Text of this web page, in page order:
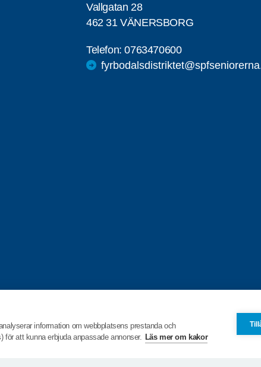
information om webbplatsens prestanda och
att kunna erbjuda anpassade annonser. Läs mer om kakor
Vallgatan 28
462 31 VÄNERSBORG
Telefon:0763470600